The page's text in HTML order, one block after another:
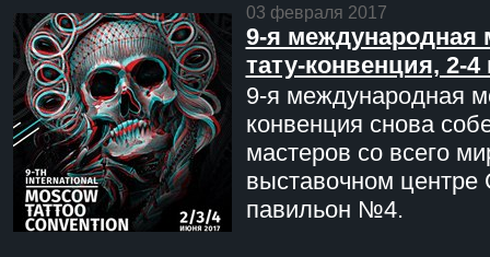
03 февраля 2017
9-я международная
тату-конвенция, 2-
9-я международная
конвенция снова
мастеров со всего
выставочном центре
павильон №4.